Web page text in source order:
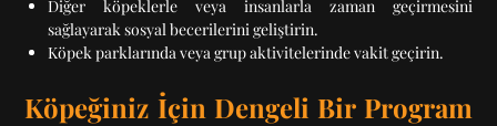
Diğer köpeklerle veya insanlarla zaman geçirmesini
sağlayarak sosyal becerilerini geliştirin.
Köpek parklarında veya grup aktivitelerinde vakit geçirin.
Köpeğiniz İçin Dengeli Bir Program